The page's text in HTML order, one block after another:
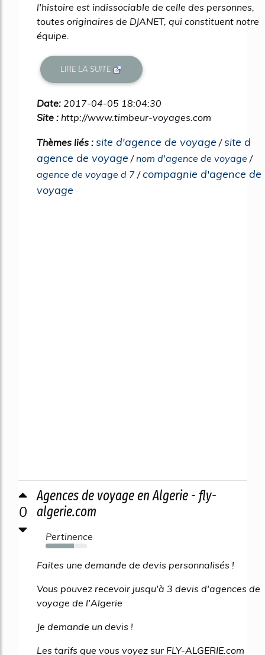
l'histoire est indissociable de celle des personnes,
toutes originaires de DJANET, qui constituent notre
équipe.
LIRE LA SUITE
Date: 2017-04-05 18:04:30
Site : http://www.timbeur-voyages.com
Thèmes liés : site d'agence de voyage /site d
agence de voyage / nom d'agence de voyage /
agence de voyage d 7 /compagnie d'agence de
voyage
0
Agences de voyage en Algerie - fly-
algerie.com
Pertinence
69%
Faites une demande de devis personnalisés !
Vous pouvez recevoir jusqu'à 3 devis d'agences de
voyage de l'Algerie
Je demande un devis !
Les tarifs que vous voyez sur FLY-ALGERIE.com